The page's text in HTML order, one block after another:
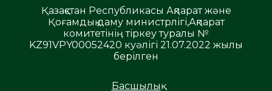
Қазақстан Республикасы Ақпарат және
Қоғамдық даму министрлігі,Ақпарат
комитетінің тіркеу туралы №
KZ91VPY00052420 куәлігі 21.07.2022 жылы
берілген
Басшылық